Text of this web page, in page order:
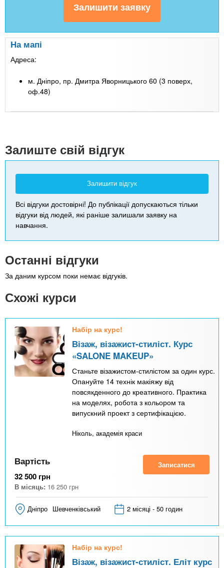
На мапі
Адреса:
м. Дніпро, пр. Дмитра Яворницького 60 (3 поверх,
оф.48)
Залиште свій відгук
Залишити відгук
Всі відгуки достовірні! До публікації допускаються тільки
відгуки від людей, які раніше залишали заявку на
навчання.
Останні відгуки
За даним курсом поки немає відгуків.
Схожі курси
Набір на курс!
Візаж, візажист-стиліст. Курс
«SALONE MAKEUP»
Станьте візажистом-стилістом за один курс.
Опануйте 14 технік макіяжу від
повсякденного до креативного. Практика
на моделях, робота з кольором та
випускний проект з сертифікацією.
Ніколь, академія краси
Вартість
32 500 грн
В місяць: 16 250 грн
Записатися
Дніпро Шевченківський 2 місяці - 50 годин
Набір на курс!
Візаж, візажист-стиліст. Еліт курс